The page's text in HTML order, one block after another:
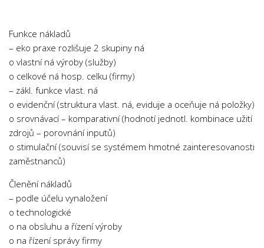
Funkce nákladů
– eko praxe rozlišuje 2 skupiny ná
o vlastní ná výroby (služby)
o celkové ná hosp. celku (firmy)
– zákl. funkce vlast. ná
o evidenční (struktura vlast. ná, eviduje a oceňuje ná položky)
o srovnávací – komparativní (hodnotí jednotl. kombinace užití
zdrojů – porovnání inputů)
o stimulační (souvisí se systémem hmotné zainteresovanosti
zaměstnanců)
Členění nákladů
– podle účelu vynaložení
o technologické
o na obsluhu a řízení výroby
o na řízení správy firmy